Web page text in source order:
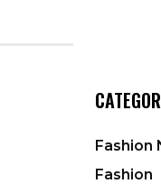
Fashion
Fashion